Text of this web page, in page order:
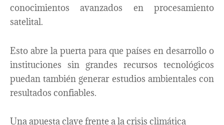
conocimientos avanzados en procesamiento
satelital.
Esto abre la puerta para que países en desarrollo o
instituciones sin grandes recursos tecnológicos
puedan también generar estudios ambientales con
resultados confiables.
Una apuesta clave frente a la crisis climática